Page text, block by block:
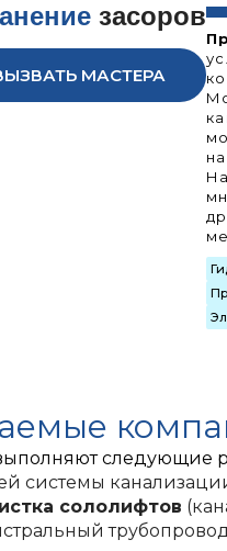
засоров
МАСТЕРА
следующие
системы
сололифтов